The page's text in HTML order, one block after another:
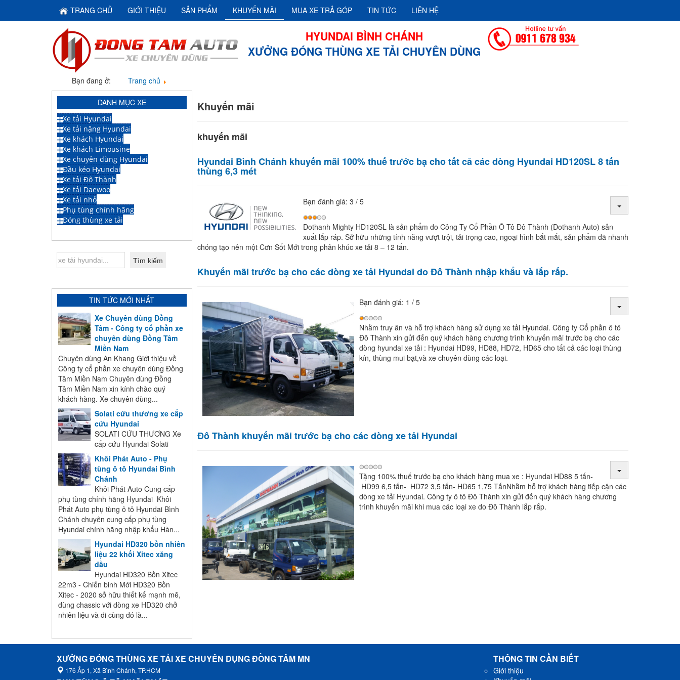
TRANG CHỦ GIỚI THIỆU SẢN PHẨM KHUYẾN MÃI MUA XE TRẢ GÓP TIN TỨC LIÊN HỆ
HYUNDAI BÌNH CHÁNH
XƯỞNG ĐÓNG THÙNG XE TẢI CHUYÊN DÙNG
Bạn đang ở: Trang chủ
DANH MỤC XE
Xe tải Hyundai
Xe tải nặng Hyundai
Xe khách Hyundai
Xe khách Limousine
Xe chuyên dùng Hyundai
Đầu kéo Hyundai
Xe tải Đô Thành
Xe tải Daewoo
Xe tải nhỏ
Phụ tùng chính hãng
Đóng thùng xe tải
TIN TỨC MỚI NHẤT
Xe Chuyên dùng Đồng
Tâm - Công ty cổ phần xe
chuyên dùng Đồng Tâm
Miền Nam
Chuyên dùng An Khang Giới thiệu về
Công ty cổ phần xe chuyên dùng Đồng
Tâm Miền Nam Chuyên dùng Đồng
Tâm Miền Nam xin kính chào quý
khách hàng. Xe chuyên dùng...
Solati cứu thương xe cấp
cứu Hyundai
SOLATI CỨU THƯƠNG Xe
cấp cứu Hyundai Solati
Khôi Phát Auto - Phụ
tùng ô tô Hyundai Bình
Chánh
Khôi Phát Auto Cung cấp
phụ tùng chính hãng Hyundai Khôi
Phát Auto phụ tùng ô tô Hyundai Bình
Chánh chuyên cung cấp phụ tùng
Hyundai chính hãng nhập khẩu Hàn...
Hyundai HD320 bồn nhiên
liệu 22 khối Xitec xăng
dầu
Hyundai HD320 Bồn Xitec
22m3 - Chiến binh Mới HD320 Bồn
Xitec - 2020 sở hữu thiết kế mạnh mẽ,
dùng chassic với dòng xe HD320 chở
nhiên liệu và đi cùng đó là...
Khuyến mãi
khuyến mãi
Hyundai Bình Chánh khuyến mãi 100% thuế trước bạ cho tất cả các dòng Hyundai HD120SL 8 tấn
thùng 6,3 mét
Bạn đánh giá: 3 / 5
Dothanh Mighty HD120SL là sản phẩm do Công Ty Cổ Phần Ô Tô Đô Thành (Dothanh Auto) sản
xuất lắp ráp. Sở hữu những tính năng vượt trội, tải trọng cao, ngoại hình bắt mắt, sản phẩm đã nhanh
chóng tạo nên một Cơn Sốt Mới trong phân khúc xe tải 8 – 12 tấn.
Khuyến mãi trước bạ cho các dòng xe tải Hyundai do Đô Thành nhập khẩu và lắp rắp.
Bạn đánh giá: 1 / 5
Nhằm truy ân và hỗ trợ khách hàng sử dụng xe tải Hyundai. Công ty Cổ phần ô tô
Đô Thành xin gửi đến quý khách hàng chương trình khuyến mãi trước bạ cho các
dòng hyundai xe tải : Hyundai HD99, HD88, HD72, HD65 cho tất cả các loại thùng
kín, thùng mui bạt,và xe chuyên dùng các loại.
Đô Thành khuyến mãi trước bạ cho các dòng xe tải Hyundai
Tặng 100% thuế trước bạ cho khách hàng mua xe : Hyundai HD88 5 tấn-
HD99 6,5 tấn- HD72 3,5 tấn- HD65 1,75 TấnNhằm hỗ trợ khách hàng tiếp cận các
dòng xe tải Hyundai. Công ty ô tô Đô Thành xin gửi đến quý khách hàng chương
trình khuyến mãi khi mua các loại xe do Đô Thành lắp rắp.
XƯỞNG ĐÓNG THÙNG XE TẢI XE CHUYÊN DỤNG ĐỒNG TÂM MN
176 Ấp 1, Xã Bình Chánh, TP.HCM
THÔNG TIN CẦN BIẾT
Giới thiệu